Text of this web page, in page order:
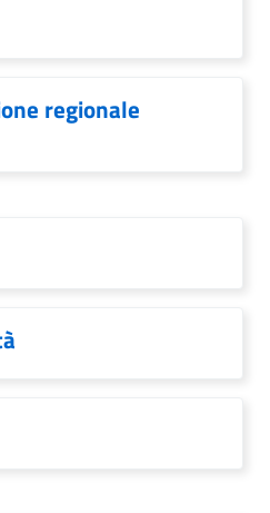
regionale